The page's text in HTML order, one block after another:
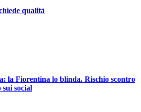
qualità
la Fiorentina lo blinda. Rischio scontro
social